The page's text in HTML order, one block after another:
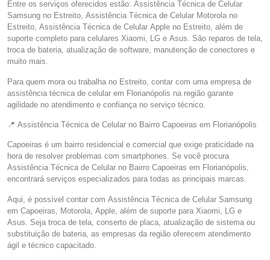
Entre os serviços oferecidos estão: Assistência Técnica de Celular
Samsung no Estreito, Assistência Técnica de Celular Motorola no
Estreito, Assistência Técnica de Celular Apple no Estreito, além de
suporte completo para celulares Xiaomi, LG e Asus. São reparos de tela,
troca de bateria, atualização de software, manutenção de conectores e
muito mais.
Para quem mora ou trabalha no Estreito, contar com uma empresa de
assistência técnica de celular em Florianópolis na região garante
agilidade no atendimento e confiança no serviço técnico.
📍 Assistência Técnica de Celular no Bairro Capoeiras em Florianópolis
Capoeiras é um bairro residencial e comercial que exige praticidade na
hora de resolver problemas com smartphones. Se você procura
Assistência Técnica de Celular no Bairro Capoeiras em Florianópolis,
encontrará serviços especializados para todas as principais marcas.
Aqui, é possível contar com Assistência Técnica de Celular Samsung
em Capoeiras, Motorola, Apple, além de suporte para Xiaomi, LG e
Asus. Seja troca de tela, conserto de placa, atualização de sistema ou
substituição de bateria, as empresas da região oferecem atendimento
ágil e técnico capacitado.